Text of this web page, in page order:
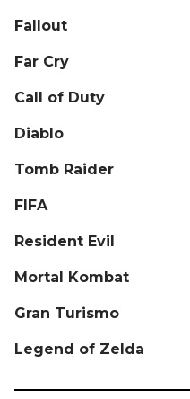
Fallout
Far Cry
Call of Duty
Diablo
Tomb Raider
FIFA
Resident Evil
Mortal Kombat
Gran Turismo
Legend of Zelda